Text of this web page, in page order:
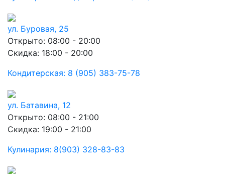
ул. Буровая, 25
Открыто: 08:00 - 20:00
Скидка: 18:00 - 20:00
Кондитерская: 8 (905) 383-75-78
ул. Батавина, 12
Открыто: 08:00 - 21:00
Скидка: 19:00 - 21:00
Кулинария: 8(903) 328-83-83